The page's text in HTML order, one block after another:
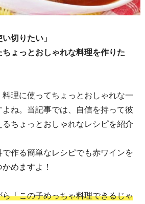
切りたい」
ちょっとおしゃれな料理を作りた
理に使ってちょっとおしゃれな一
ね。当記事では、自信を持って彼
ちょっとおしゃれなレシピを紹介
作る簡単なレシピでも赤ワインを
めますよ！
「この子めっちゃ料理できるじゃ